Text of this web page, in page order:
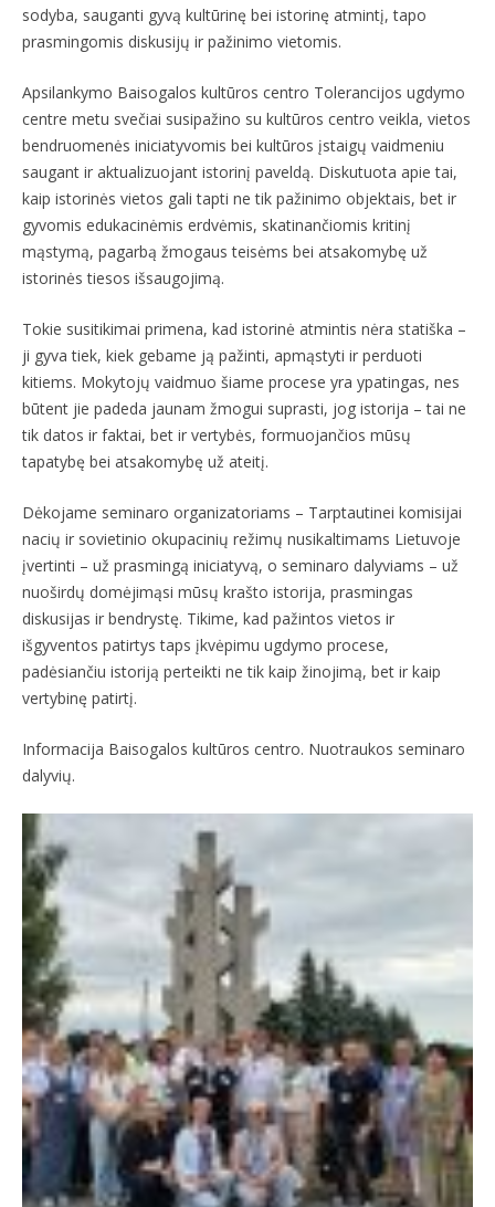
sodyba, sauganti gyvą kultūrinę bei istorinę atmintį, tapo
prasmingomis diskusijų ir pažinimo vietomis.
Apsilankymo Baisogalos kultūros centro Tolerancijos ugdymo
centre metu svečiai susipažino su kultūros centro veikla, vietos
bendruomenės iniciatyvomis bei kultūros įstaigų vaidmeniu
saugant ir aktualizuojant istorinį paveldą. Diskutuota apie tai,
kaip istorinės vietos gali tapti ne tik pažinimo objektais, bet ir
gyvomis edukacinėmis erdvėmis, skatinančiomis kritinį
mąstymą, pagarbą žmogaus teisėms bei atsakomybę už
istorinės tiesos išsaugojimą.
Tokie susitikimai primena, kad istorinė atmintis nėra statiška –
ji gyva tiek, kiek gebame ją pažinti, apmąstyti ir perduoti
kitiems. Mokytojų vaidmuo šiame procese yra ypatingas, nes
būtent jie padeda jaunam žmogui suprasti, jog istorija – tai ne
tik datos ir faktai, bet ir vertybės, formuojančios mūsų
tapatybę bei atsakomybę už ateitį.
Dėkojame seminaro organizatoriams – Tarptautinei komisijai
nacių ir sovietinio okupacinių režimų nusikaltimams Lietuvoje
įvertinti – už prasmingą iniciatyvą, o seminaro dalyviams – už
nuoširdų domėjimąsi mūsų krašto istorija, prasmingas
diskusijas ir bendrystę. Tikime, kad pažintos vietos ir
išgyventos patirtys taps įkvėpimu ugdymo procese,
padėsiančiu istoriją perteikti ne tik kaip žinojimą, bet ir kaip
vertybinę patirtį.
Informacija Baisogalos kultūros centro. Nuotraukos seminaro
dalyvių.